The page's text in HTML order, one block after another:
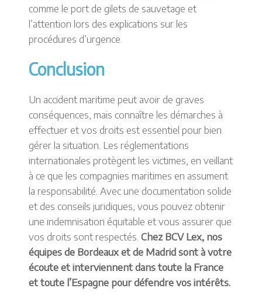
comme le port de gilets de sauvetage et
l’attention lors des explications sur les
procédures d’urgence.
Conclusion
Un accident maritime peut avoir de graves
conséquences, mais connaître les démarches à
effectuer et vos droits est essentiel pour bien
gérer la situation. Les réglementations
internationales protègent les victimes, en veillant
à ce que les compagnies maritimes en assument
la responsabilité. Avec une documentation solide
et des conseils juridiques, vous pouvez obtenir
une indemnisation équitable et vous assurer que
vos droits sont respectés. Chez BCV Lex, nos
équipes de Bordeaux et de Madrid sont à votre
écoute et interviennent dans toute la France
et toute l’Espagne pour défendre vos intérêts.